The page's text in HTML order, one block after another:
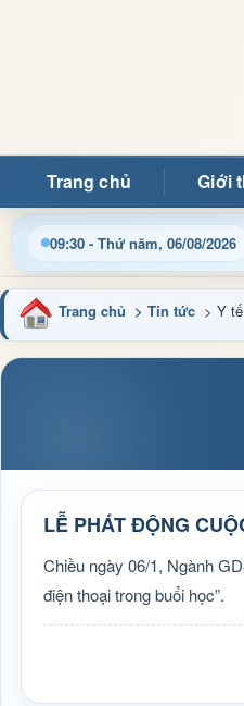
Trang chủ Giới
09:30 - Thứ năm, 06/08/2026
Trang chủ > Tin tức > Y
LỄ PHÁT ĐỘNG
Chiều ngày 06/1, Ngành
điện thoại trong buổi học”.